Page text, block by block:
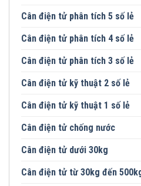
Cân điện tử phân tích 5 số lẻ
Cân điện tử phân tích 4 số lẻ
Cân điện tử phân tích 3 số lẻ
Cân điện tử kỹ thuật 2 số lẻ
Cân điện tử kỹ thuật 1 số lẻ
Cân điện tử chống nước
Cân điện tử dưới 30kg
Cân điện tử từ 30kg đến